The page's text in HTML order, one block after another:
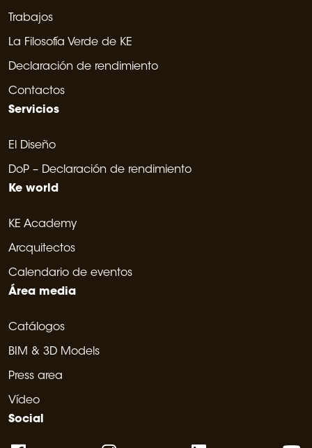
Trabajos
La Filosofía Verde de KE
Declaración de rendimiento
Contactos
Servicios
El Diseño
DoP – Declaración de rendimiento
Ke world
KE Academy
Arcquitectos
Calendario de eventos
Área media
Catálogos
BIM & 3D Models
Press area
Vídeo
Social